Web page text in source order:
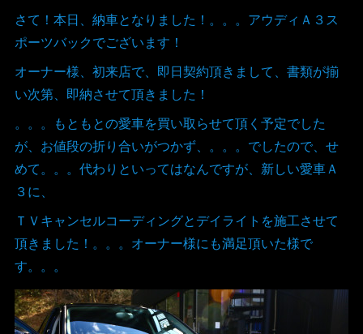
さて！本日、納車となりました！。。。アウディＡ３ス
ポーツバックでございます！
オーナー様、初来店で、即日契約頂きまして、書類が揃
い次第、即納させて頂きました！
。。。もともとの愛車を買い取らせて頂く予定でした
が、お値段の折り合いがつかず、。。。でしたので、せ
めて。。。代わりといってはなんですが、新しい愛車Ａ
３に、
ＴＶキャンセルコーディングとデイライトを施工させて
頂きました！。。。オーナー様にも満足頂いた様で
す。。。